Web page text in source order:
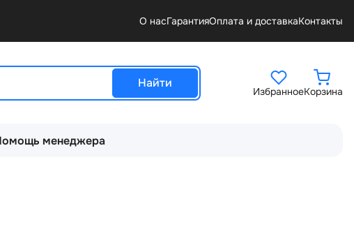
О насГарантияОплата и доставкаКонтакты
Найти
ИзбранноеКорзина
менеджера